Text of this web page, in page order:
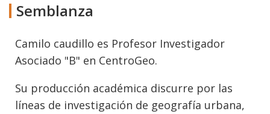
Semblanza
Camilo caudillo es Profesor Investigador
Asociado "B" en CentroGeo.
Su producción académica discurre por las
líneas de investigación de geografía urbana,